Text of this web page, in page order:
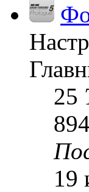
25
894
19